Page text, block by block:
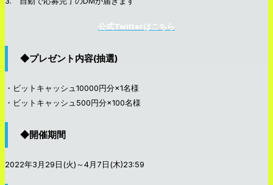
公式Twitterはこちら
◆プレゼント内容(抽選)
・ビットキャッシュ10000円分×1名様
・ビットキャッシュ500円分×100名様
◆開催期間
2022年3月29日(火)～4月7日(木)23:59